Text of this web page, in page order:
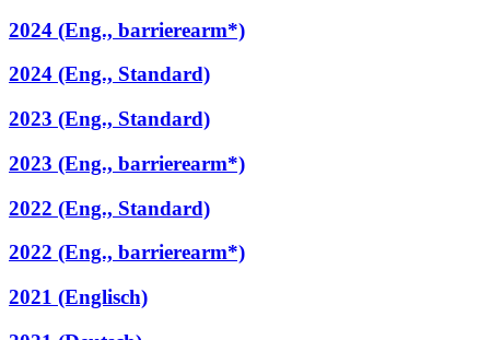
2024 (Eng., barrierearm*)
2024 (Eng., Standard)
2023 (Eng., Standard)
2023 (Eng., barrierearm*)
2022 (Eng., Standard)
2022 (Eng., barrierearm*)
2021 (Englisch)